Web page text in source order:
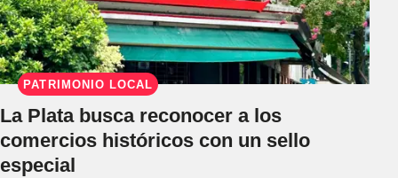
PATRIMONIO LOCAL
La Plata busca reconocer a los
comercios históricos con un sello
especial